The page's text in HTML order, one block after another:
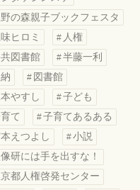
野の森親子ブックフェスタ
ヒロミ
人権
図書館
半藤一利
図書館
やすし
子ども
て
子育てあるある
えつよし
小説
研には手を出すな！
都人権啓発センター